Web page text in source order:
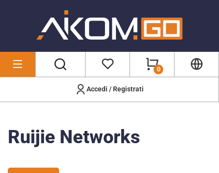
Accedi / Registrati
0
Ruijie Networks